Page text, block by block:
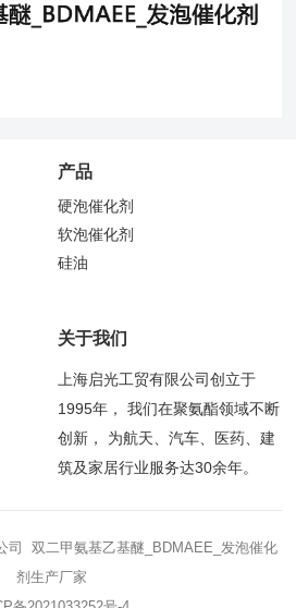
产品
硬泡催化剂
软泡催化剂
硅油
关于我们
上海启光工贸有限公司创立于
1995年， 我们在聚氨酯领域不断
创新， 为航天、汽车、医药、建
筑及家居行业服务达30余年。
双二甲氨基乙基醚_BDMAEE_发泡催化
剂生产厂家